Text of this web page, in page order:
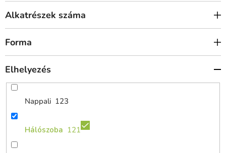
Alkatrészek száma
Forma
Elhelyezés
Nappali 123
Hálószoba 121